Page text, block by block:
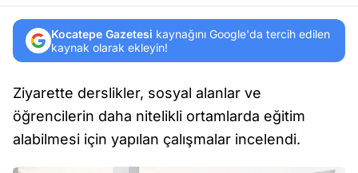
Kocatepe Gazetesi kaynağını Google'da tercih edilen
kaynak olarak ekleyin!
Ziyarette derslikler, sosyal alanlar ve
öğrencilerin daha nitelikli ortamlarda eğitim
alabilmesi için yapılan çalışmalar incelendi.